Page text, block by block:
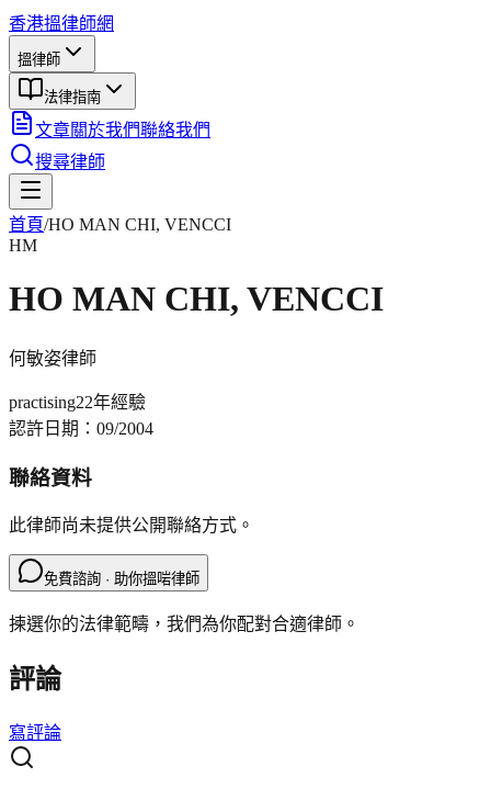
香港搵律師網
搵律師
法律指南
文章關於我們聯絡我們
搜尋律師
首頁/HO MAN CHI, VENCCI
HM
HO MAN CHI, VENCCI
何敏姿律師
practising22年經驗
認許日期： 09/2004
聯絡資料
此律師尚未提供公開聯絡方式。
免費諮詢 · 助你搵啱律師
揀選你的法律範疇，我們為你配對合適律師。
評論
寫評論